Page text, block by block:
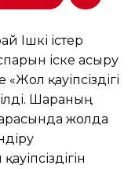
Ішкі істер
іске асыру
қауіпсіздігі
Шараның
жолда